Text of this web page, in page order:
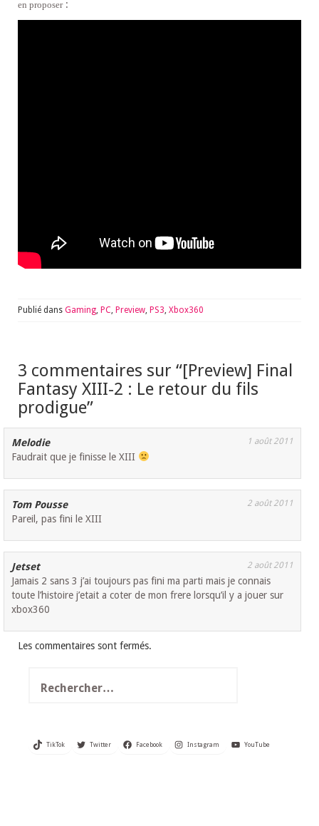
en proposer:
Publié dans Gaming, PC, Preview, PS3, Xbox360
3 commentaires sur “[Preview] Final
Fantasy XIII-2 : Le retour du fils
prodigue”
Melodie 1 août 2011
Faudrait que je finisse le XIII
Tom Pousse 2 août 2011
Pareil, pas fini le XIII
Jetset 2 août 2011
Jamais 2 sans 3 j’ai toujours pas fini ma parti mais je connais
toute l’histoire j’etait a coter de mon frere lorsqu’il y a jouer sur
xbox360
Les commentaires sont fermés.
TikTok Twitter Facebook Instagram YouTube